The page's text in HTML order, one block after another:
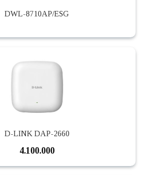
DWL-8710AP/ESG
D-LINK DAP-2660
4.100.000